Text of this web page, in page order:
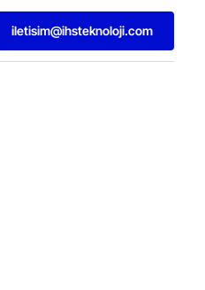
iletisim@ihsteknoloji.com